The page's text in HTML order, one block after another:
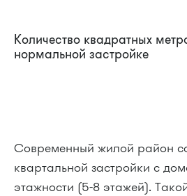
Количество квадратных
нормальной застройке
Современный жилой район
квартальной застройки с
этажности (5-8 этажей).